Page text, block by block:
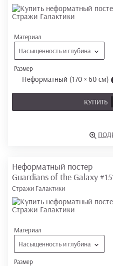
Материал
Насыщенность и глубина
Размер
Неформатный (170 × 60 см)
КУПИТЬ
Неформатный постер
Guardians of the Galaxy
Стражи Галактики
Материал
Насыщенность и глубина
Размер